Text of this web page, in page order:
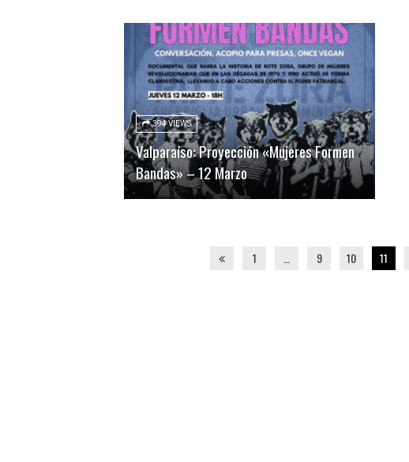
394 VIEWS
Valparaíso: Proyección «Mujeres Formen
Bandas» – 12 Marzo
1 … 9 10 11